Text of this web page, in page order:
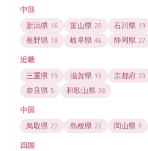
中部
新潟県 16 富山県 20 石川県 19
長野県 18 岐阜県 46 静岡県 37
近畿
三重県 19 滋賀県 15 京都府 20
奈良県 5 和歌山県 36
中国
鳥取県 22 島根県 22 岡山県 9
四国